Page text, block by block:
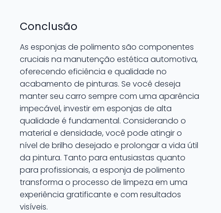
Conclusão
As esponjas de polimento são componentes
cruciais na manutenção estética automotiva,
oferecendo eficiência e qualidade no
acabamento de pinturas. Se você deseja
manter seu carro sempre com uma aparência
impecável, investir em esponjas de alta
qualidade é fundamental. Considerando o
material e densidade, você pode atingir o
nível de brilho desejado e prolongar a vida útil
da pintura. Tanto para entusiastas quanto
para profissionais, a esponja de polimento
transforma o processo de limpeza em uma
experiência gratificante e com resultados
visíveis.